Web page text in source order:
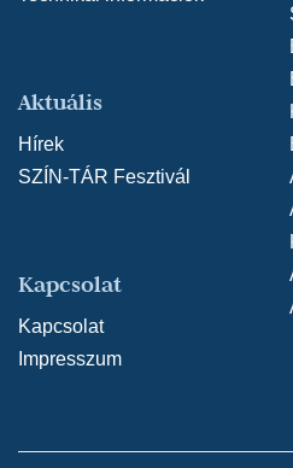
Aktuális
Hírek
SZÍN-TÁR Fesztivál
Kapcsolat
Kapcsolat
Impresszum